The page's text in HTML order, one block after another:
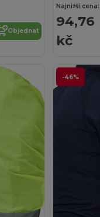
Objednat
Najnižší cena:
94,76
kč
-46%